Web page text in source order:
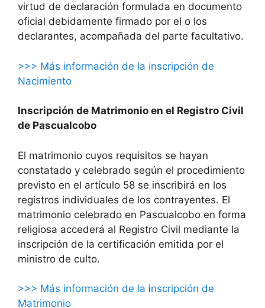
virtud de declaración formulada en documento
oficial debidamente firmado por el o los
declarantes, acompañada del parte facultativo.
>>> Más información de la inscripción de
Nacimiento
Inscripción de Matrimonio en el Registro Civil
de Pascualcobo
El matrimonio cuyos requisitos se hayan
constatado y celebrado según el procedimiento
previsto en el artículo 58 se inscribirá en los
registros individuales de los contrayentes. El
matrimonio celebrado en Pascualcobo en forma
religiosa accederá al Registro Civil mediante la
inscripción de la certificación emitida por el
ministro de culto.
>>> Más información de la inscripción de
Matrimonio